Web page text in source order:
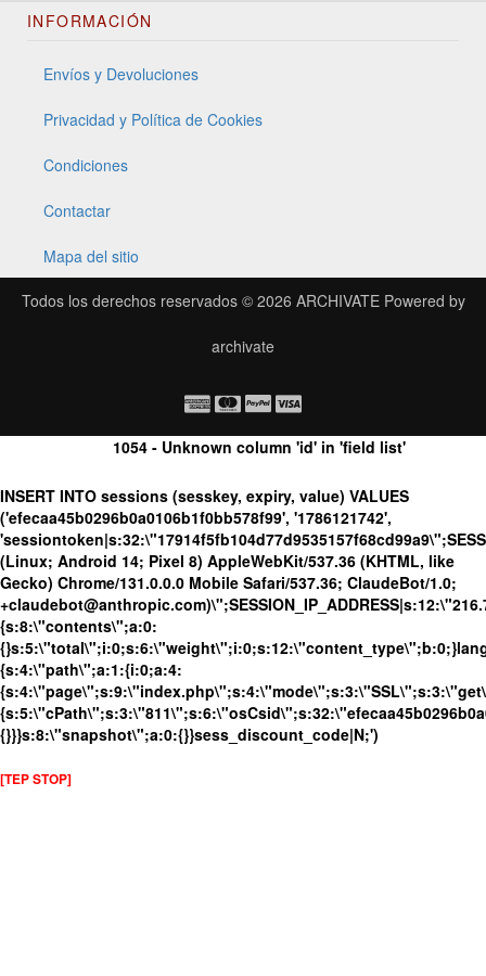
INFORMACIÓN
Envíos y Devoluciones
Privacidad y Política de Cookies
Condiciones
Contactar
Mapa del sitio
Todos los derechos reservados © 2026 ARCHIVATEPowered by
archivate
1054 - Unknown column 'id' in 'field list'
INSERT INTO sessions (sesskey, expiry, value) VALUES
('efecaa45b0296b0a0106b1f0bb578f99', '1786121742',
(Linux; Android 14; Pixel 8) AppleWebKit/537.36 (KHTML, like
Gecko) Chrome/131.0.0.0 Mobile Safari/537.36; ClaudeBot/1.0;
{s:8:\"contents\";a:0:
{s:4:\"path\";a:1:{i:0;a:4:
{}}}s:8:\"snapshot\";a:0:{}}sess_discount_code|N;')
[TEP STOP]